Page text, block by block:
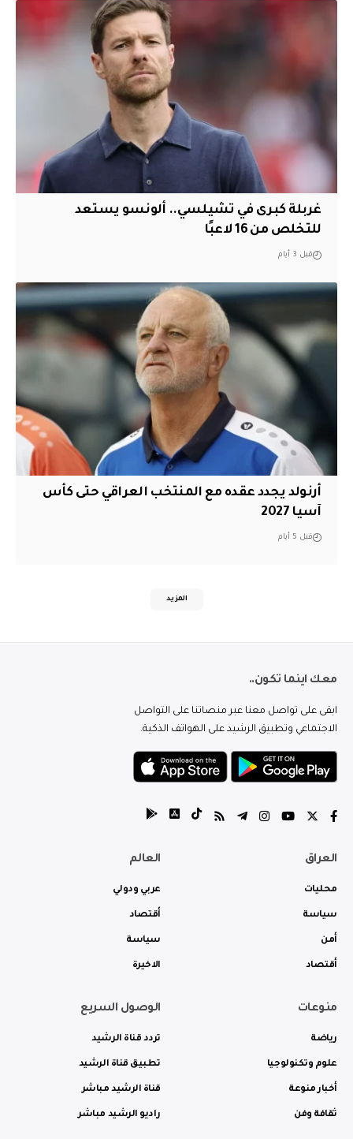
غربلة كبرى في تشيلسي.. ألونسو يستعد
للتخلص من 16 لاعبًا
قبل 3 أيام
أرنولد يجدد عقده مع المنتخب العراقي حتى كأس
آسيا 2027
قبل 5 أيام
المزيد
معك اينما تكون..
ابقى على تواصل معنا عبر منصاتنا على التواصل
الاجتماعي وتطبيق الرشيد على الهواتف الذكية.
العراق
محليات
سياسة
أمن
أقتصاد
العالم
عربي ودولي
أقتصاد
سياسة
الاخيرة
منوعات
رياضة
علوم وتكنولوجيا
أخبار منوعة
ثقافة وفن
الوصول السريع
تردد قناة الرشيد
تطبيق قناة الرشيد
قناة الرشيد مباشر
راديو الرشيد مباشر